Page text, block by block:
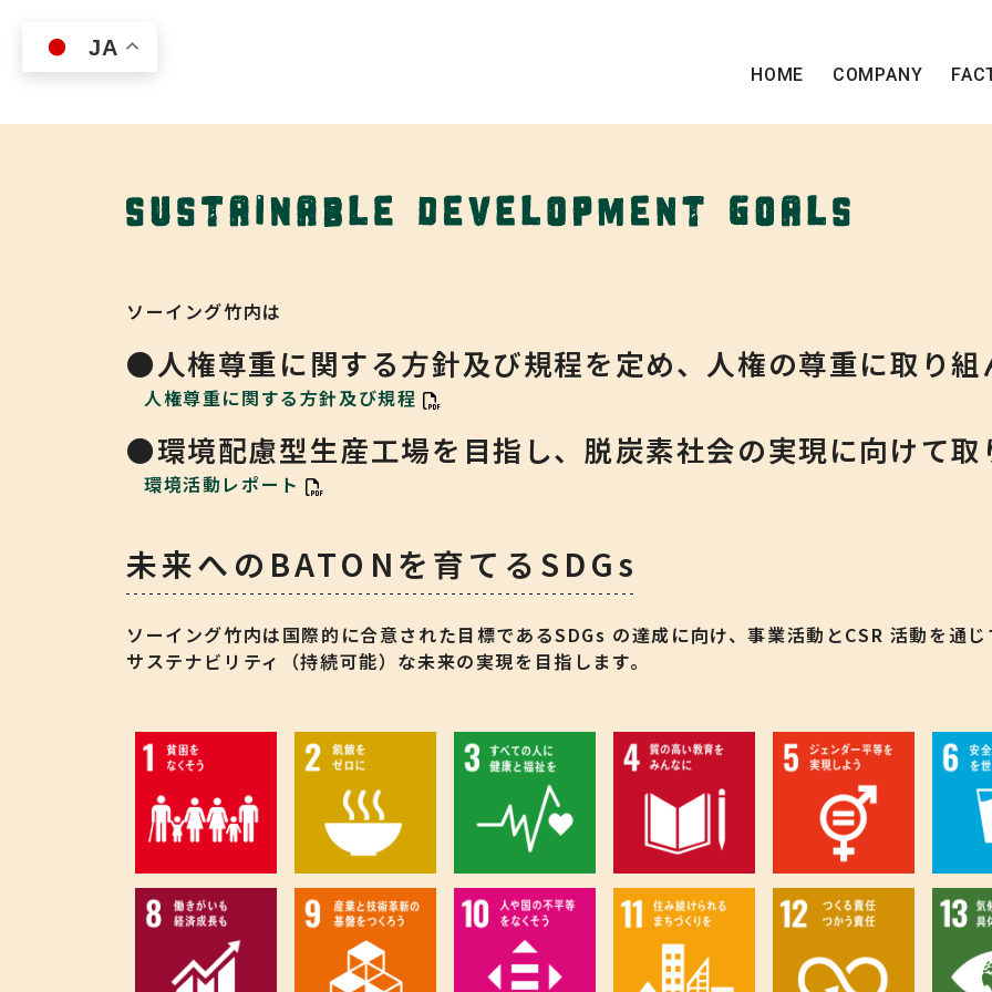
HOME COMPANY
ソーイング竹内は
●人権尊重に関する方針及び規程を定め、人権の尊重に取り組
人権尊重に関する方針及び規程
●環境配慮型生産工場を目指し、脱炭素社会の実現に向けて取
環境活動レポート
未来へのBATONを育てるSDGs
ソーイング竹内は国際的に合意された目標であるSDGs の達成に向け、事業活動とCSR 活動を通
サステナビリティ（持続可能）な未来の実現を目指します。
JA